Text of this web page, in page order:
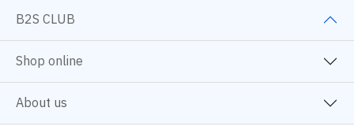
B2S CLUB
Shop online
About us